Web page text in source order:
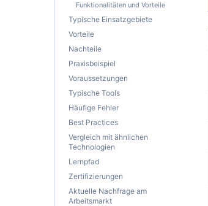
Funktionalitäten und Vorteile
Typische Einsatzgebiete
Vorteile
Nachteile
Praxisbeispiel
Voraussetzungen
Typische Tools
Häufige Fehler
Best Practices
Vergleich mit ähnlichen
Technologien
Lernpfad
Zertifizierungen
Aktuelle Nachfrage am
Arbeitsmarkt